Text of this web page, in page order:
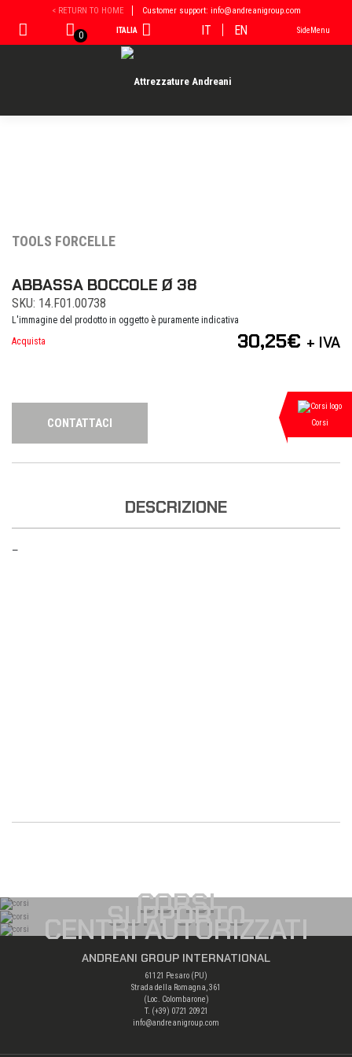
contenuto
< RETURN TO HOME Customer support: info@andreanigroup.com
0 ITALIA IT EN SideMenu
TOOLS FORCELLE
ABBASSA BOCCOLE Ø 38
SKU: 14.F01.00738
L'immagine del prodotto in oggetto è puramente indicativa
Acquista
30,25€ + IVA
CONTATTACI
DESCRIZIONE
—
CORSI
SUPPORTO
CENTRI AUTORIZZATI
ANDREANI GROUP INTERNATIONAL
61121 Pesaro (PU)
Strada della Romagna, 361
(Loc. Colombarone)
T. (+39) 0721 20921
info@andreanigroup.com
Corsi